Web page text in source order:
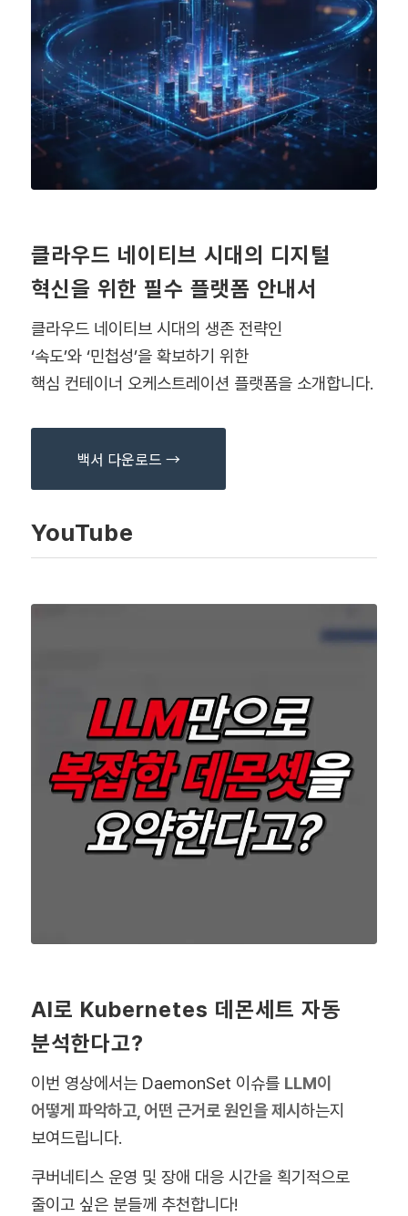
클라우드 네이티브 시대의 디지털
혁신을 위한 필수 플랫폼 안내서
클라우드 네이티브 시대의 생존 전략인
‘속도’와 ‘민첩성’을 확보하기 위한
핵심 컨테이너 오케스트레이션 플랫폼을 소개합니다.
백서 다운로드 →
YouTube
AI로 Kubernetes 데몬세트 자동
분석한다고?
이번 영상에서는 DaemonSet 이슈를 LLM이
어떻게 파악하고, 어떤 근거로 원인을 제시 하는지
보여드립니다.
쿠버네티스 운영 및 장애 대응 시간을 획기적으로
줄이고 싶은 분들께 추천합니다!